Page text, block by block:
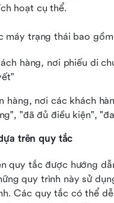
hoạt cụ thể.
máy trạng thái bao
hàng, nơi phiếu di
hàng, nơi các khách
"đã đủ điều kiện",
trên quy tắc
quy tắc được hướng
quy trình này sử
Các quy tắc có thể